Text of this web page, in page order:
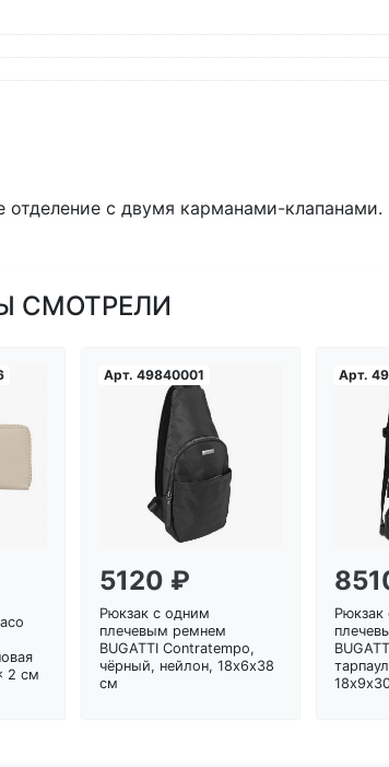
с двумя карманами-
СМОТРЕЛИ
2 см
Арт. 49840001
Загрузка...
5120 ₽
Рюкзак с одним
плечевым ремнем
BUGATTI Contratempo,
чёрный, нейлон, 18х6х38
см
Арт.
Рюкзак